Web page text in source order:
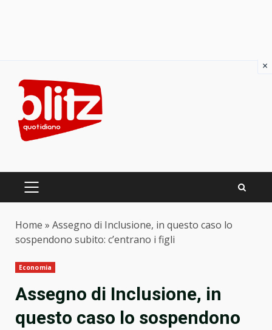
content
PRIMARY
Home » Assegno di Inclusione, in questo caso lo
sospendono subito: c’entrano i figli
Economia
Assegno di Inclusione, in
questo caso lo sospendono
×